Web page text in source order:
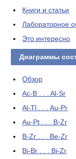
Книги и статьи
Лабораторное
Это интересно
Диаграммы
Обзор
Ac-B . . . Al-Sr
Al-Tl . . . Au-Pr
Au-Pt . . . B-Zr
B-Zr . . . Be-Zr
Bi-Br . . . Bi-Zr